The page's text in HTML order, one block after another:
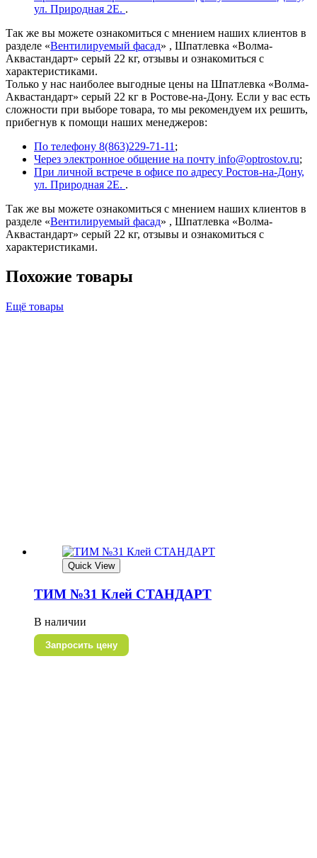
ул. Природная 2Е. .
Так же вы можете ознакомиться с мнением наших клиентов в
разделе «Вентилируемый фасад» , Шпатлевка «Волма-
Аквастандарт» серый 22 кг, отзывы и ознакомиться с
характеристиками.
Только у нас наиболее выгодные цены на Шпатлевка «Волма-
Аквастандарт» серый 22 кг в Ростове-на-Дону. Если у вас есть
сложности при выборе товара, то мы рекомендуем их решить,
прибегнув к помощи наших менеджеров:
По телефону 8(863)229-71-11 ;
Через электронное общение на почту info@optrostov.ru;
При личной встрече в офисе по адресу Ростов-на-Дону,
ул. Природная 2Е. .
Так же вы можете ознакомиться с мнением наших клиентов в
разделе «Вентилируемый фасад» , Шпатлевка «Волма-
Аквастандарт» серый 22 кг, отзывы и ознакомиться с
характеристиками.
Похожие товары
Ещё товары
Quick View
ТИМ №31 Клей СТАНДАРТ
В наличии
Запросить цену